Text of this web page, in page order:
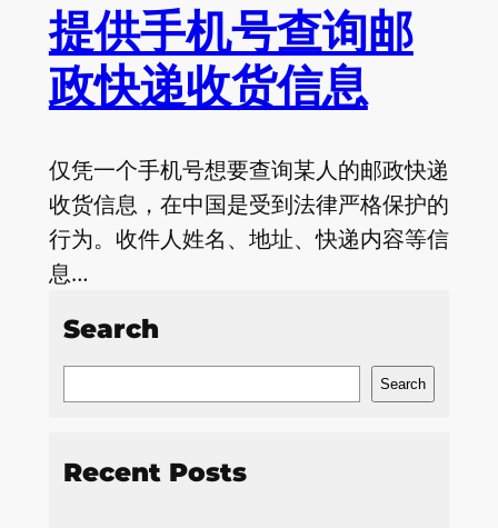
提供手机号查询邮
政快递收货信息
仅凭一个手机号想要查询某人的邮政快递
收货信息，在中国是受到法律严格保护的
行为。收件人姓名、地址、快递内容等信
息…
Search
r
Search
Recent Posts